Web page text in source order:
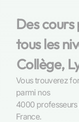
scolaires
l’enseignement
collège au
biologie
scientifique. Les
lycée François 1
offrent non
classiques mais
les élèves
Des
tous les
Collège,
Vous trouverez
parmi nos
4000 professeurs
France.